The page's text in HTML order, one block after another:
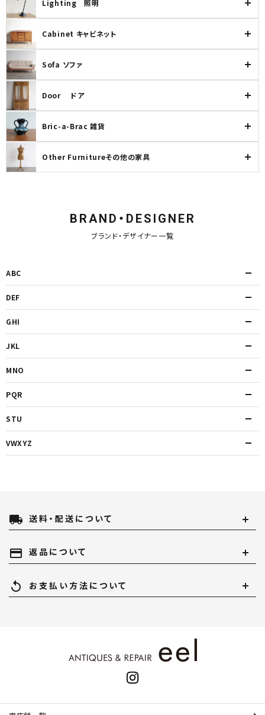
Lighting 照明
Cabinet キャビネット
Sofa ソファ
Door ドア
Bric-a-Brac 雑貨
Other Furnitureその他の家具
BRAND・DESIGNER
ブランド・デザイナー一覧
ABC
DEF
GHI
JKL
MNO
PQR
STU
VWXYZ
local_shipping 送料・配送について
payment 返品について
replay お支払い方法について